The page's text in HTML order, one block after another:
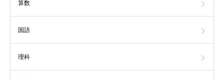
算数
国語
理科